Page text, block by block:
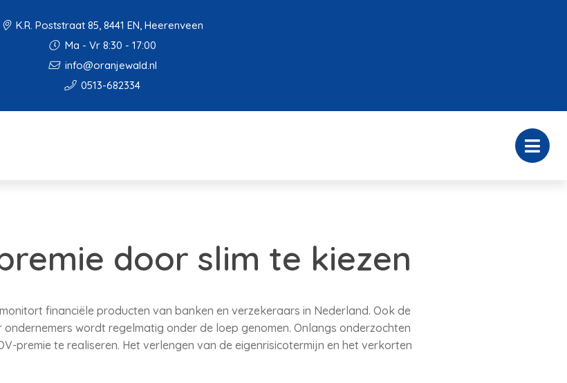
K.R. Poststraat 85, 8441 EN, Heerenveen
Ma - Vr 8:30 - 17:00
info@oranjewald.nl
0513-682334
door slim te kiezen
financiële producten van banken en verzekeraars in Nederland. Ook de
wordt regelmatig onder de loep genomen. Onlangs onderzochten
premie te realiseren. Het verlengen van de eigenrisicotermijn en het verkorten